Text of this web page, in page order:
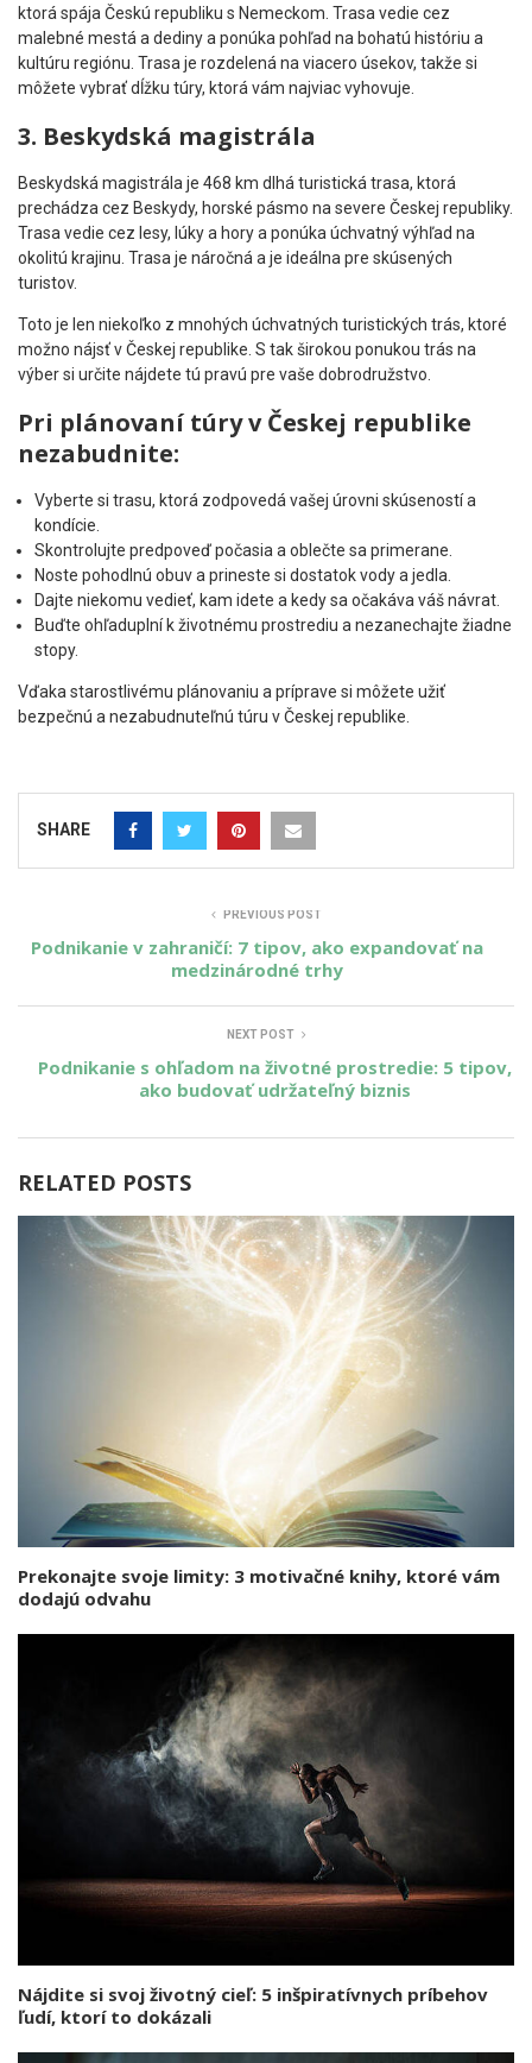
ktorá spája Českú republiku s Nemeckom. Trasa vedie cez
malebné mestá a dediny a ponúka pohľad na bohatú históriu a
kultúru regiónu. Trasa je rozdelená na viacero úsekov, takže si
môžete vybrať dĺžku túry, ktorá vám najviac vyhovuje.
3. Beskydská magistrála
Beskydská magistrála je 468 km dlhá turistická trasa, ktorá
prechádza cez Beskydy, horské pásmo na severe Českej republiky.
Trasa vedie cez lesy, lúky a hory a ponúka úchvatný výhľad na
okolitú krajinu. Trasa je náročná a je ideálna pre skúsených
turistov.
Toto je len niekoľko z mnohých úchvatných turistických trás, ktoré
možno nájsť v Českej republike. S tak širokou ponukou trás na
výber si určite nájdete tú pravú pre vaše dobrodružstvo.
Pri plánovaní túry v Českej republike
nezabudnite:
Vyberte si trasu, ktorá zodpovedá vašej úrovni skúseností a
kondície.
Skontrolujte predpoveď počasia a oblečte sa primerane.
Noste pohodlnú obuv a prineste si dostatok vody a jedla.
Dajte niekomu vedieť, kam idete a kedy sa očakáva váš návrat.
Buďte ohľaduplní k životnému prostrediu a nezanechajte žiadne
stopy.
Vďaka starostlivému plánovaniu a príprave si môžete užiť
bezpečnú a nezabudnuteľnú túru v Českej republike.
SHARE
PREVIOUS POST
Podnikanie v zahraničí: 7 tipov, ako expandovať na
medzinárodné trhy
NEXT POST
Podnikanie s ohľadom na životné prostredie: 5 tipov,
ako budovať udržateľný biznis
RELATED POSTS
Prekonajte svoje limity: 3 motivačné knihy, ktoré vám
dodajú odvahu
Nájdite si svoj životný cieľ: 5 inšpiratívnych príbehov
ľudí, ktorí to dokázali